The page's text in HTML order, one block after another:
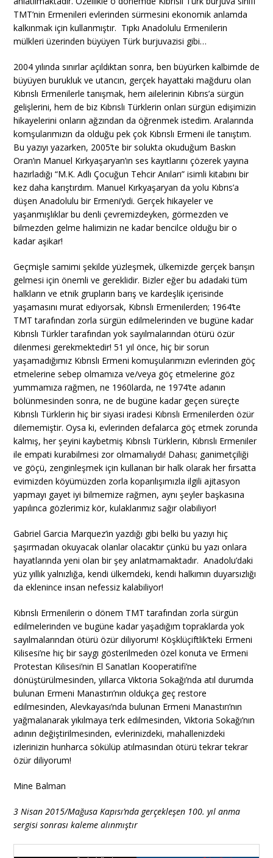
TMT’nin Ermenileri evlerinden sürmesini ekonomik anlamda
kalkınmak için kullanmıştır. Tıpkı Anadolulu Ermenilerin
mülkleri üzerinden büyüyen Türk burjuvazisi gibi…
2004 yılında sınırlar açıldıktan sonra, ben büyürken kalbimde de
büyüyen burukluk ve utancın, gerçek hayattaki mağduru olan
Kıbrıslı Ermenilerle tanışmak, hem ailelerinin Kıbrıs’a sürgün
gelişlerini, hem de biz Kıbrıslı Türklerin onları sürgün edişimizin
hikayelerini onların ağzından da öğrenmek istedim. Aralarında
komşularımızın da olduğu pek çok Kıbrıslı Ermeni ile tanıştım.
Bu yazıyı yazarken, 2005’te bir solukta okuduğum Baskın
Oran’ın Manuel Kırkyaşaryan’ın ses kayıtlarını çözerek yayına
hazırladığı “M.K. Adlı Çocuğun Tehcir Anıları” isimli kitabını bir
kez daha karıştırdım. Manuel Kırkyaşaryan da yolu Kıbrıs’a
düşen Anadolulu bir Ermeni’ydi. Gerçek hikayeler ve
yaşanmışlıklar bu denli çevremizdeyken, görmezden ve
bilmezden gelme halimizin ne kadar bencilce olduğu bir o
kadar aşikar!
Geçmişle samimi şekilde yüzleşmek, ülkemizde gerçek barışın
gelmesi için önemli ve gereklidir. Bizler eğer bu adadaki tüm
halkların ve etnik grupların barış ve kardeşlik içerisinde
yaşamasını murat ediyorsak, Kıbrıslı Ermenilerden; 1964’te
TMT tarafından zorla sürgün edilmelerinden ve bugüne kadar
Kıbrıslı Türkler tarafından yok sayılmalarından ötürü özür
dilenmesi gerekmektedir! 51 yıl önce, hiç bir sorun
yaşamadığımız Kıbrıslı Ermeni komuşularımızın evlerinden göç
etmelerine sebep olmamıza ve/veya göç etmelerine göz
yummamıza rağmen, ne 1960larda, ne 1974’te adanın
bölünmesinden sonra, ne de bugüne kadar geçen süreçte
Kıbrıslı Türklerin hiç bir siyasi iradesi Kıbrıslı Ermenilerden özür
dilememiştir. Oysa ki, evlerinden defalarca göç etmek zorunda
kalmış, her şeyini kaybetmiş Kıbrıslı Türklerin, Kıbrıslı Ermeniler
ile empati kurabilmesi zor olmamalıydı! Dahası; ganimetçiliği
ve göçü, zenginleşmek için kullanan bir halk olarak her fırsatta
evimizden köyümüzden zorla koparılışımızla ilgili ajitasyon
yapmayı gayet iyi bilmemize rağmen, aynı şeyler başkasına
yapılınca gözlerimiz kör, kulaklarımız sağır olabiliyor!
Gabriel Garcia Marquez’in yazdığı gibi belki bu yazıyı hiç
şaşırmadan okuyacak olanlar olacaktır çünkü bu yazı onlara
hayatlarında yeni olan bir şey anlatmamaktadır. Anadolu’daki
yüz yıllık yalnızlığa, kendi ülkemdeki, kendi halkımın duyarsızlığı
da eklenince insan nefessiz kalabiliyor!
Kıbrıslı Ermenilerin o dönem TMT tarafından zorla sürgün
edilmelerinden ve bugüne kadar yaşadığım topraklarda yok
sayılmalarından ötürü özür diliyorum! Köşklüçiftlik’teki Ermeni
Kilisesi’ne hiç bir saygı gösterilmeden özel konuta ve Ermeni
Protestan Kilisesi’nin El Sanatları Kooperatifi’ne
dönüştürülmesinden, yıllarca Viktoria Sokağı’nda atıl durumda
bulunan Ermeni Manastırı’nın oldukça geç restore
edilmesinden, Alevkayası’nda bulunan Ermeni Manastırı’nın
yağmalanarak yıkılmaya terk edilmesinden, Viktoria Sokağı’nın
adının değiştirilmesinden, evlerinizdeki, mahallenizdeki
izlerinizin hunharca sökülüp atılmasından ötürü tekrar tekrar
özür diliyorum!
Mine Balman
3 Nisan 2015/Mağusa Kapısı’nda gerçekleşen 100. yıl anma
sergisi sonrası kaleme alınmıştır